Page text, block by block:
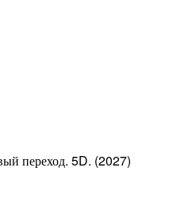
переход. 5D. (2027)